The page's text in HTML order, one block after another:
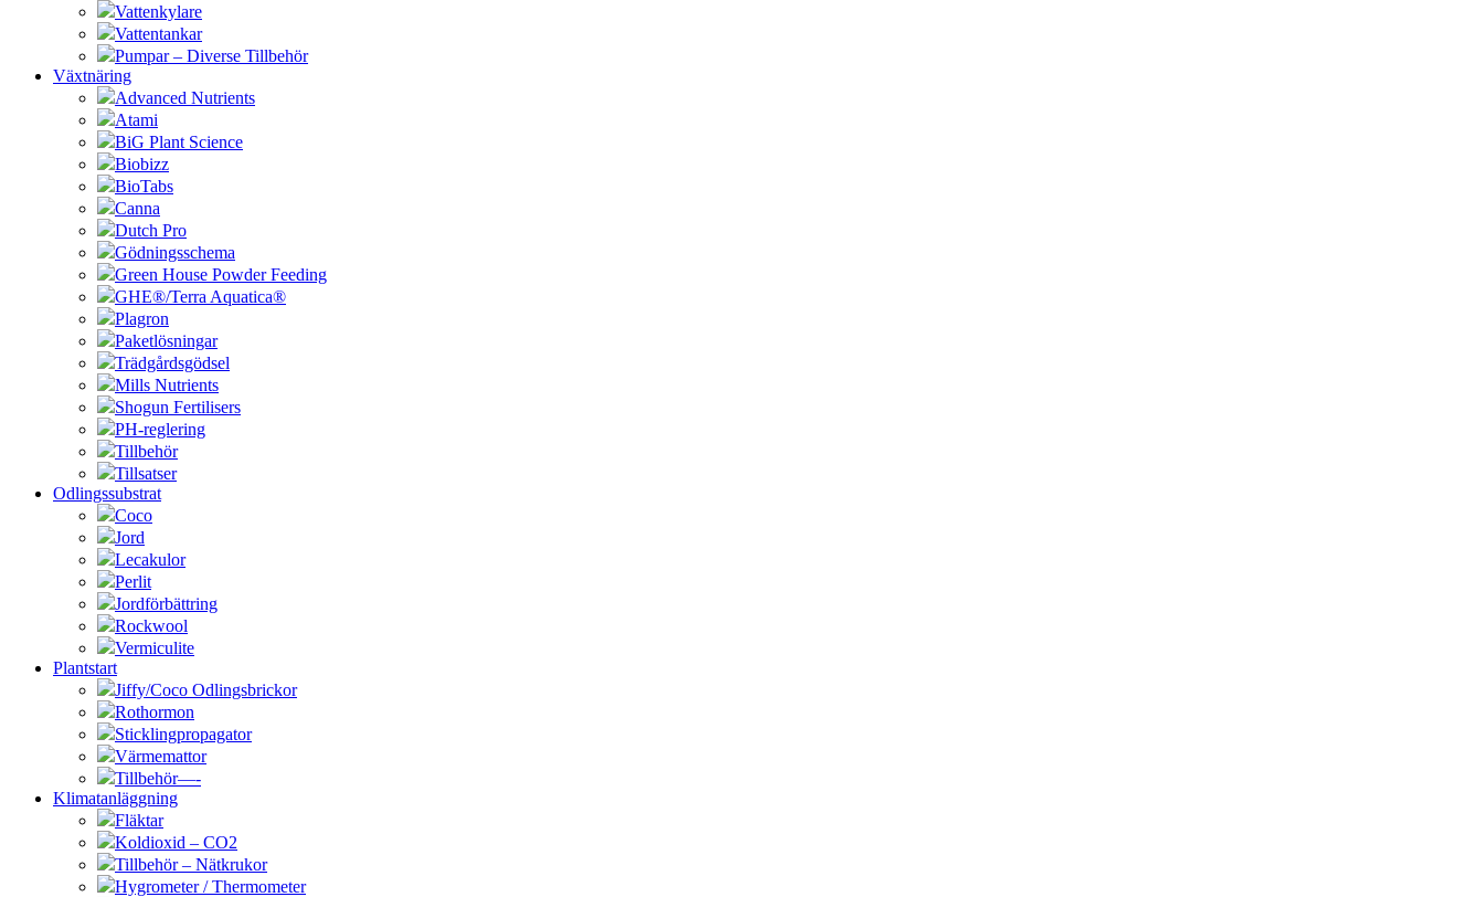
Vattenkylare
Vattentankar
Pumpar – Diverse Tillbehör
Växtnäring
Advanced Nutrients
Atami
BiG Plant Science
Biobizz
BioTabs
Canna
Dutch Pro
Gödningsschema
Green House Powder Feeding
GHE®/Terra Aquatica®
Plagron
Paketlösningar
Trädgårdsgödsel
Mills Nutrients
Shogun Fertilisers
PH-reglering
Tillbehör
Tillsatser
Odlingssubstrat
Coco
Jord
Lecakulor
Perlit
Jordförbättring
Rockwool
Vermiculite
Plantstart
Jiffy/Coco Odlingsbrickor
Rothormon
Sticklingpropagator
Värmemattor
Tillbehör—-
Klimatanläggning
Fläktar
Koldioxid – CO2
Tillbehör – Nätkrukor
Hygrometer / Thermometer